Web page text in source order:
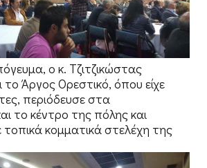
ο κ. Τζιτζικώστας
το Άργος Ορεστικό, όπου είχε
περιόδευσε στα
το κέντρο της πόλης και
κομματικά στελέχη της